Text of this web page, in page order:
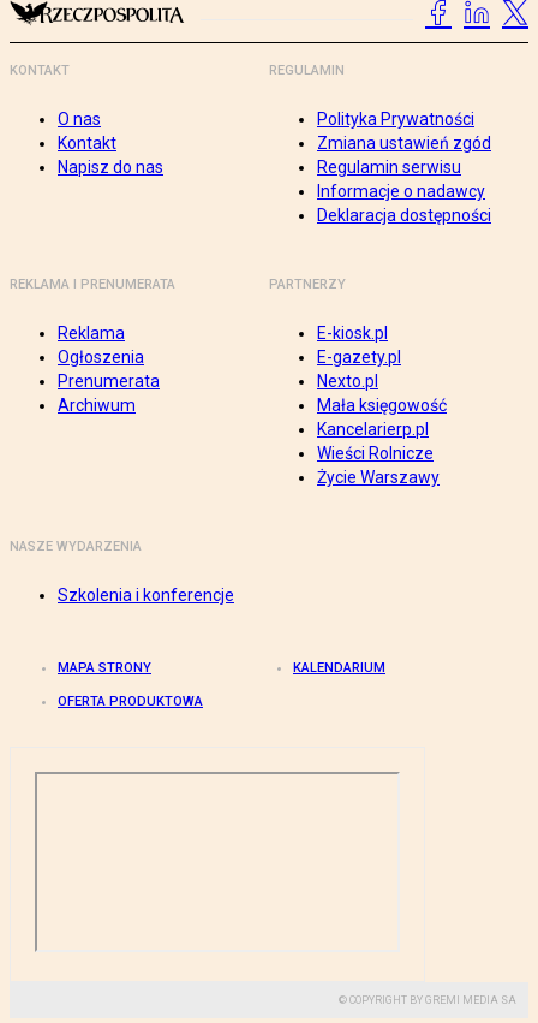
KONTAKT
O nas
Kontakt
Napisz do nas
REGULAMIN
Polityka Prywatności
Zmiana ustawień zgód
Regulamin serwisu
Informacje o nadawcy
Deklaracja dostępności
REKLAMA I PRENUMERATA
Reklama
Ogłoszenia
Prenumerata
Archiwum
PARTNERZY
E-kiosk.pl
E-gazety.pl
Nexto.pl
Mała księgowość
Kancelarierp.pl
Wieści Rolnicze
Życie Warszawy
NASZE WYDARZENIA
Szkolenia i konferencje
MAPA STRONY KALENDARIUM
OFERTA PRODUKTOWA
© COPYRIGHT BY GREMI MEDIA SA